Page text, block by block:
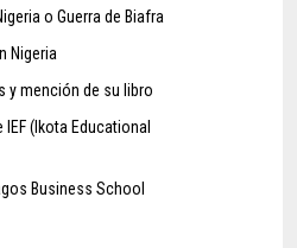
o Guerra de Biafra
Nigeria
y mención de su libro
(Ikota Educational
Business School